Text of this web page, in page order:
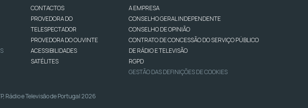
CONTACTOS
PROVEDORA DO
TELESPECTADOR
PROVEDORA DO OUVINTE
ACESSIBILIDADES
SATÉLITES
A EMPRESA
CONSELHO GERAL INDEPENDENTE
CONSELHO DE OPINIÃO
CONTRATO DE CONCESSÃO DO SERVIÇO PÚBLICO
DE RÁDIO E TELEVISÃO
RGPD
GESTÃO DAS DEFINIÇÕES DE COOKIES
Rádio e Televisão de Portugal 2026